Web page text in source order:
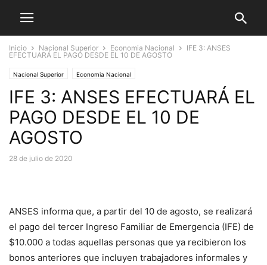
Inicio Nacional Superior Economia Nacional
IFE 3: ANSES
EFECTUARÁ EL PAGO DESDE EL 10 DE AGOSTO
Nacional Superior Economia Nacional
IFE 3: ANSES EFECTUARÁ EL
PAGO DESDE EL 10 DE
AGOSTO
28 de julio de 2020
ANSES informa que, a partir del 10 de agosto, se realizará
el pago del tercer Ingreso Familiar de Emergencia (IFE) de
$10.000 a todas aquellas personas que ya recibieron los
bonos anteriores que incluyen trabajadores informales y